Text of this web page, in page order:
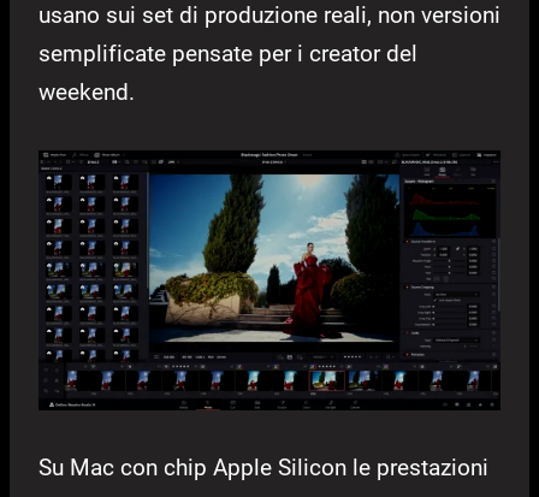
usano sui set di produzione reali, non versioni
semplificate pensate per i creator del
weekend.
Su Mac con chip Apple Silicon le prestazioni